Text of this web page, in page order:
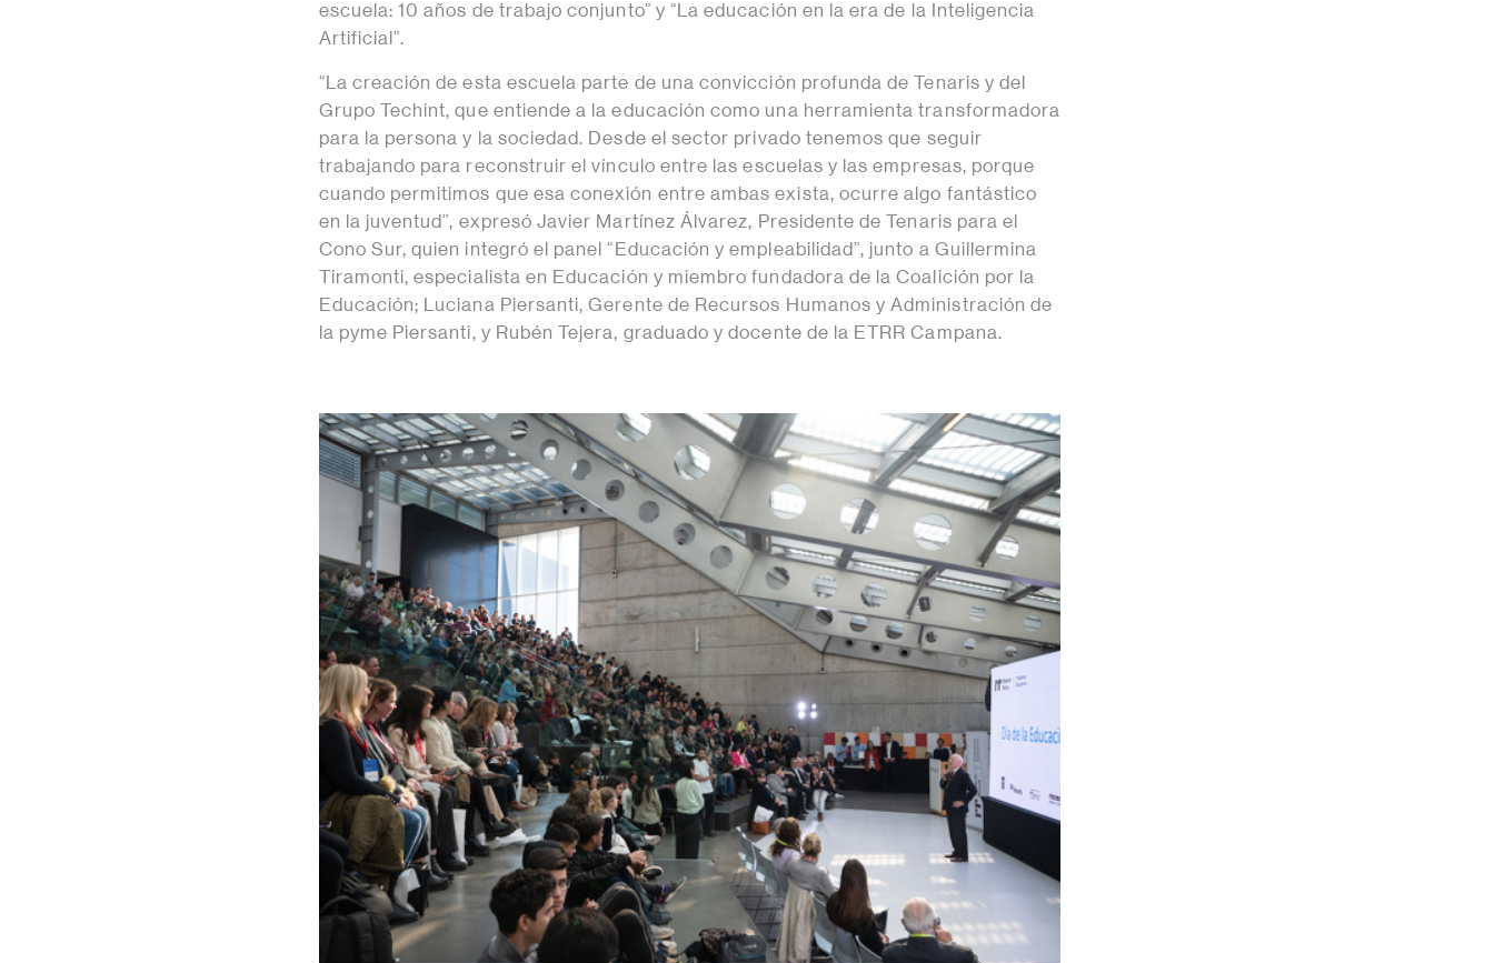
escuela: 10 años de trabajo conjunto” y “La educación en la era de la Inteligencia
Artificial”.
“La creación de esta escuela parte de una convicción profunda de Tenaris y del
Grupo Techint, que entiende a la educación como una herramienta transformadora
para la persona y la sociedad. Desde el sector privado tenemos que seguir
trabajando para reconstruir el vínculo entre las escuelas y las empresas, porque
cuando permitimos que esa conexión entre ambas exista, ocurre algo fantástico
en la juventud”, expresó Javier Martínez Álvarez, Presidente de Tenaris para el
Cono Sur, quien integró el panel “Educación y empleabilidad”, junto a Guillermina
Tiramonti, especialista en Educación y miembro fundadora de la Coalición por la
Educación; Luciana Piersanti, Gerente de Recursos Humanos y Administración de
la pyme Piersanti, y Rubén Tejera, graduado y docente de la ETRR Campana.